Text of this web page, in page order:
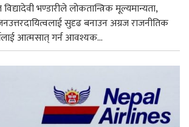
विद्यादेवी भण्डारीले लोकतान्त्रिक मूल्यमान्यता,
सुदृढ बनाउन अग्रज राजनीतिक
आत्मसात् गर्न आवश्यक...